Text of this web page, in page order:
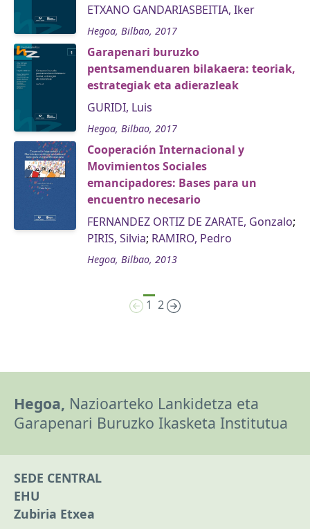
ETXANO GANDARIASBEITIA, Iker
Hegoa, Bilbao, 2017
Garapenari buruzko
pentsamenduaren bilakaera: teoriak,
estrategiak eta adierazleak
GURIDI, Luis
Hegoa, Bilbao, 2017
Cooperación Internacional y
Movimientos Sociales
emancipadores: Bases para un
encuentro necesario
FERNANDEZ ORTIZ DE ZARATE, Gonzalo;
PIRIS, Silvia; RAMIRO, Pedro
Hegoa, Bilbao, 2013
1 2
Hegoa, Nazioarteko Lankidetza eta
Garapenari Buruzko Ikasketa Institutua
SEDE CENTRAL
EHU
Zubiria Etxea